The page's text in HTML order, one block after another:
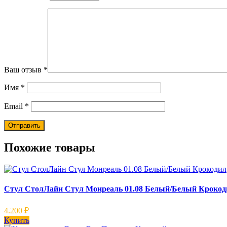
Ваш отзыв *
Имя *
Email *
Похожие товары
Стул СтолЛайн Стул Монреаль 01.08 Белый/Белый
4.200 ₽
Купить